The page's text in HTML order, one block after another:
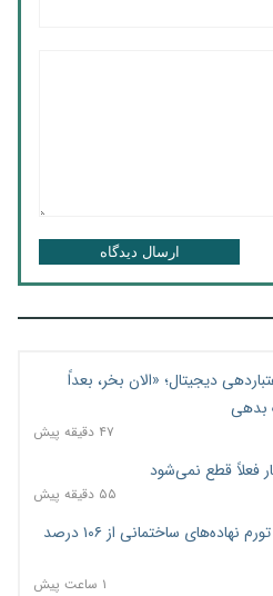
ارسال دیدگاه
دیجیتال؛ «الان بخر، بعداً
بدهی
۴۷ دقیقه پیش
فعلاً قطع نمی‌شود
۵۵ دقیقه پیش
ساخت‌وساز زیر فشار گرانی؛ تورم نهاده‌های ساختمانی از ۱۰۶ درصد
۱ ساعت پیش